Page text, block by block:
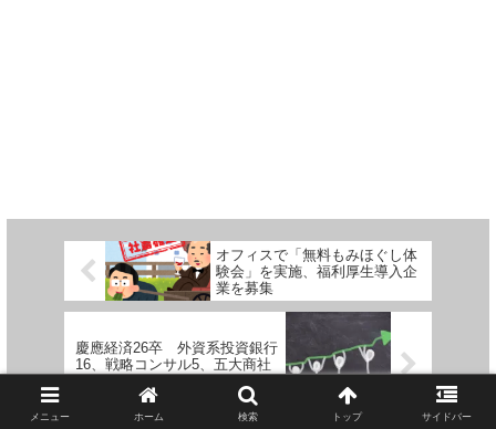
オフィスで「無料もみほぐし体
験会」を実施、福利厚生導入企
業を募集
慶應経済26卒 外資系投資銀行
16、戦略コンサル5、五大商社
メニュー ホーム 検索 トップ サイドバー